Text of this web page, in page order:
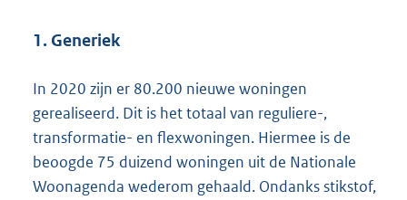
1. Generiek
In 2020 zijn er 80.200 nieuwe woningen
gerealiseerd. Dit is het totaal van reguliere-,
transformatie- en flexwoningen. Hiermee is de
beoogde 75 duizend woningen uit de Nationale
Woonagenda wederom gehaald. Ondanks stikstof,